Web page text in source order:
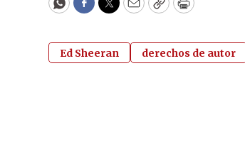
WhatsApp
Facebook
Twitter
EmailCopyPrint
Ed Sheeran derechos de autor